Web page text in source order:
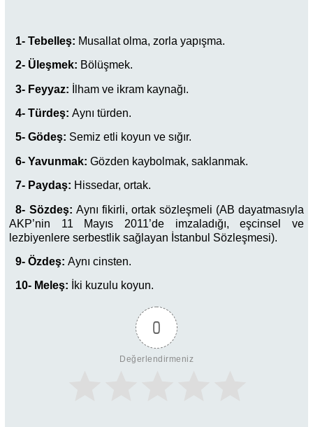
1- Tebelleş: Musallat olma, zorla yapışma.
2- Üleşmek: Bölüşmek.
3- Feyyaz: İlham ve ikram kaynağı.
4- Türdeş:Aynı türden.
5- Gödeş: Semiz etli koyun ve sığır.
6- Yavunmak:Gözden kaybolmak, saklanmak.
7- Paydaş: Hissedar, ortak.
8- Sözdeş: Aynı fikirli, ortak sözleşmeli (AB dayatmasıyla
AKP’nin 11 Mayıs 2011’de imzaladığı, eşcinsel ve
lezbiyenlere serbestlik sağlayan İstanbul Sözleşmesi).
9- Özdeş:Aynı cinsten.
10- Meleş: İki kuzulu koyun.
0
Değerlendirmeniz